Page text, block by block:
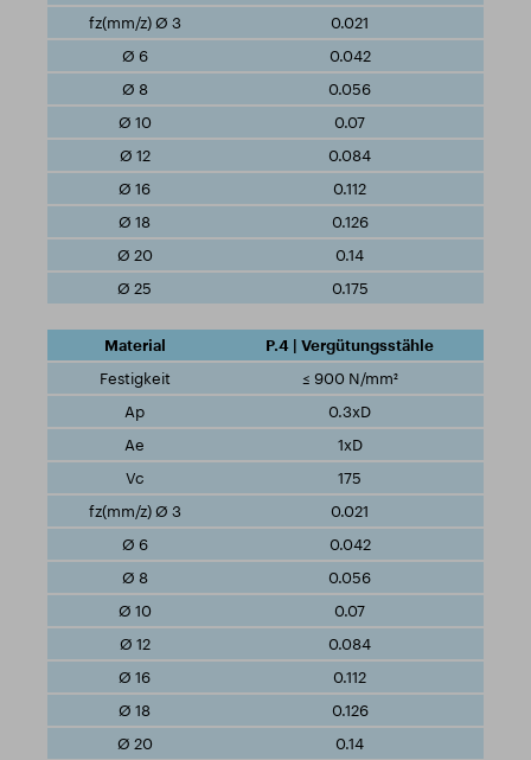
0.021
0.042
0.056
0.07
0.084
0.112
0.126
0.14
0.175
P.4 | Vergütungsstähle
≤ 900 N/mm²
0.3xD
1xD
175
0.021
0.042
0.056
0.07
0.084
0.112
0.126
0.14